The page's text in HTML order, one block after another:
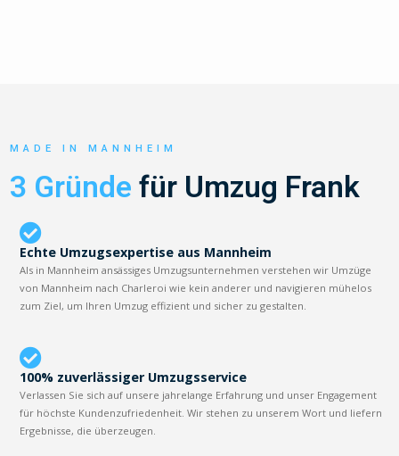
MADE IN MANNHEIM
3 Gründe für Umzug Frank
Echte Umzugsexpertise aus Mannheim
Als in Mannheim ansässiges Umzugsunternehmen verstehen wir Umzüge
von Mannheim nach Charleroi wie kein anderer und navigieren mühelos
zum Ziel, um Ihren Umzug effizient und sicher zu gestalten.
100% zuverlässiger Umzugsservice
Verlassen Sie sich auf unsere jahrelange Erfahrung und unser Engagement
für höchste Kundenzufriedenheit. Wir stehen zu unserem Wort und liefern
Ergebnisse, die überzeugen.